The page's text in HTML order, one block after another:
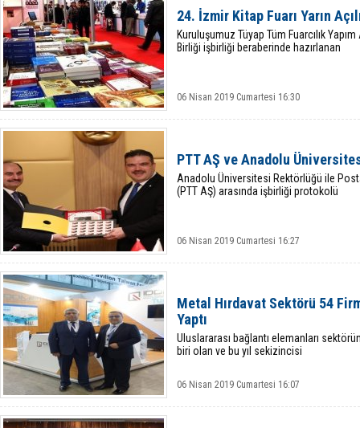
24. İzmir Kitap Fuarı Yarın
Kuruluşumuz Tüyap Tüm Fuarcılık
Birliği işbirliği beraberinde hazırlanan
06 Nisan 2019 Cumartesi 16:30
PTT AŞ ve Anadolu
Anadolu Üniversitesi Rektörlüğü ile
(PTT AŞ) arasında işbirliği protokolü
06 Nisan 2019 Cumartesi 16:27
Metal Hırdavat Sektörü 54
Yaptı
Uluslararası bağlantı elemanları
biri olan ve bu yıl sekizincisi
06 Nisan 2019 Cumartesi 16:07